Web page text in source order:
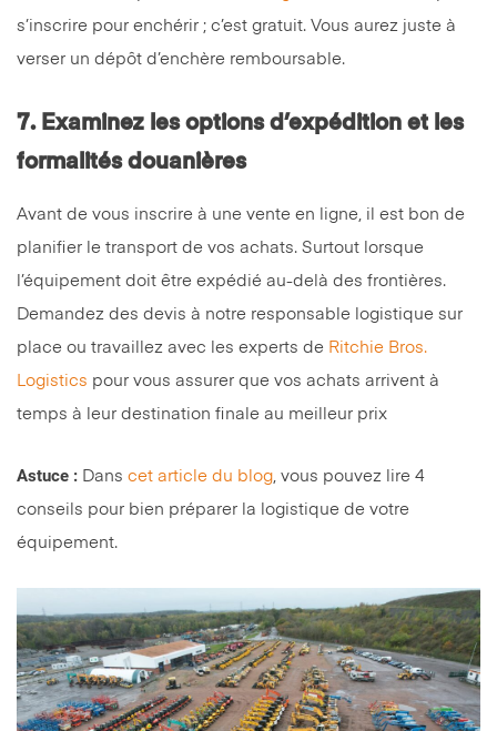
s’inscrire pour enchérir ; c’est gratuit. Vous aurez juste à
verser un dépôt d’enchère remboursable.
7. Examinez les options d’expédition et les
formalités douanières
Avant de vous inscrire à une vente en ligne, il est bon de
planifier le transport de vos achats. Surtout lorsque
l’équipement doit être expédié au-delà des frontières.
Demandez des devis à notre responsable logistique sur
place ou travaillez avec les experts de Ritchie Bros.
Logistics pour vous assurer que vos achats arrivent à
temps à leur destination finale au meilleur prix
Astuce : Dans cet article du blog, vous pouvez lire 4
conseils pour bien préparer la logistique de votre
équipement.